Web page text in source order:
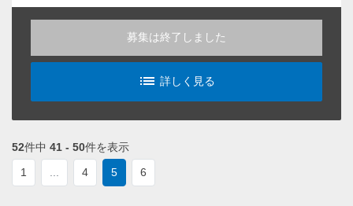
募集は終了しました
list_alt
詳しく見る
52件中 41 - 50件を表示
1
4 5 6